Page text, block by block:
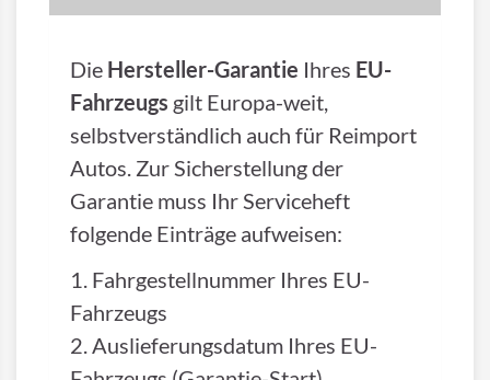
Die Hersteller-Garantie Ihres EU-
Fahrzeugs gilt Europa-weit,
selbstverständlich auch für Reimport
Autos. Zur Sicherstellung der
Garantie muss Ihr Serviceheft
folgende Einträge aufweisen:
1. Fahrgestellnummer Ihres EU-
Fahrzeugs
2. Auslieferungsdatum Ihres EU-